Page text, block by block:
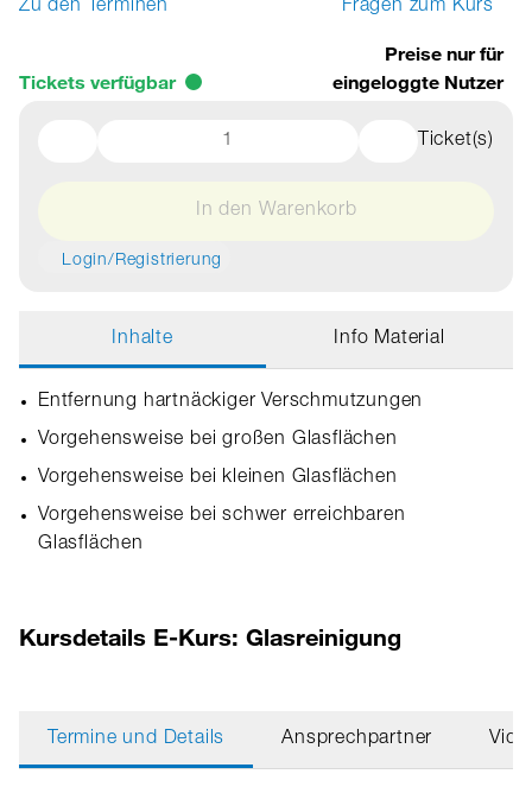
Zu den Terminen
Fragen zum Kurs
Tickets verfügbar
Preise nur für
eingeloggte Nutzer
Ticket(s)
In den Warenkorb
Login/Registrierung
Inhalte Info Material
Entfernung hartnäckiger Verschmutzungen
Vorgehensweise bei großen Glasflächen
Vorgehensweise bei kleinen Glasflächen
Vorgehensweise bei schwer erreichbaren
Glasflächen
Kursdetails E-Kurs: Glasreinigung
Termine und Details Ansprechpartner